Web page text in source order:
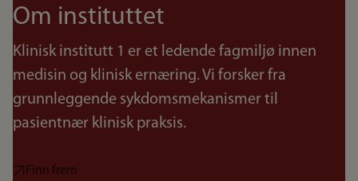
Om instituttet
Klinisk institutt 1 er et ledende fagmiljø innen
medisin og klinisk ernæring. Vi forsker fra
grunnleggende sykdomsmekanismer til
pasientnær klinisk praksis.
Finn frem